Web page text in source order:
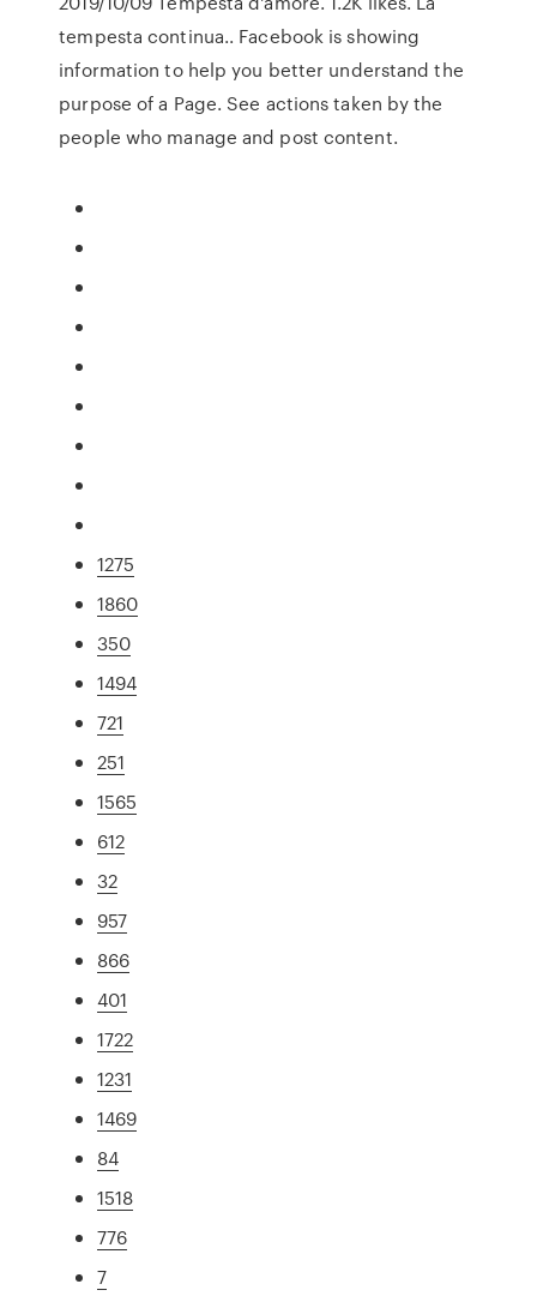
tempesta continua.. Facebook is showing
information to help you better understand the
purpose of a Page. See actions taken by the
people who manage and post content.
1275
1860
350
1494
721
251
1565
612
32
957
866
401
1722
1231
1469
84
1518
776
7